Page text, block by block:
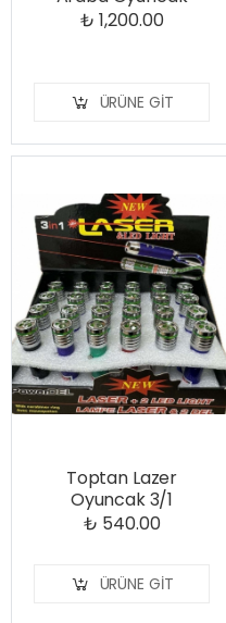
₺ 1,200.00
ÜRÜNE GIT
Toptan Lazer
Oyuncak 3/1
₺ 540.00
ÜRÜNE GIT